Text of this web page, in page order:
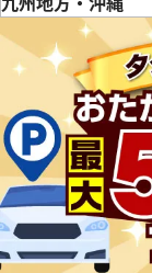
日時点の参考
福岡県
佐賀県 長崎